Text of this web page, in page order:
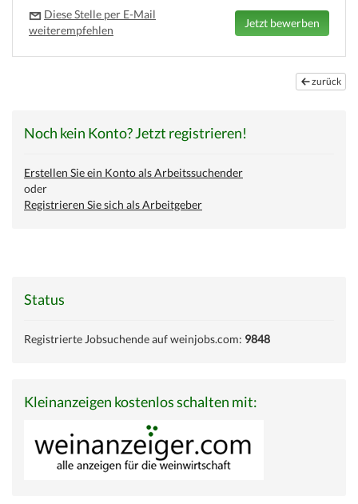
Diese Stelle per E-Mail
weiterempfehlen
zurück
Noch kein Konto? Jetzt registrieren!
Erstellen Sie ein Konto als Arbeitssuchender
oder
Registrieren Sie sich als Arbeitgeber
Status
Registrierte Jobsuchende auf weinjobs.com: 9848
Kleinanzeigen kostenlos schalten mit: